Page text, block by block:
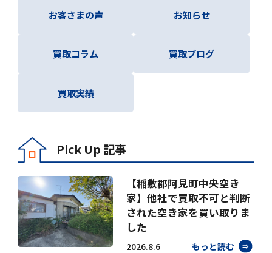
お客さまの声 お知らせ
買取コラム 買取ブログ
買取実績
Pick Up 記事
【稲敷郡阿見町中央空き
家】他社で買取不可と判断
された空き家を買い取りま
した
2026.8.6 もっと読む